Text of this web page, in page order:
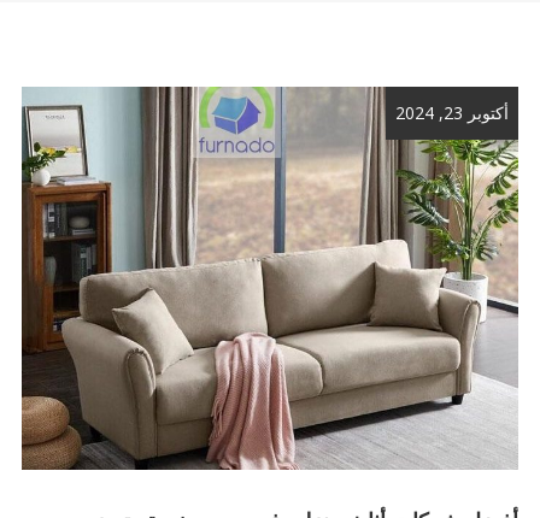
أكتوبر 23, 2024